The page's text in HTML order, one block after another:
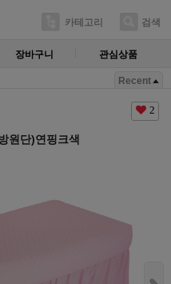
카테고리 검색
장바구니 관심상품
Recent
2
원단)연핑크색